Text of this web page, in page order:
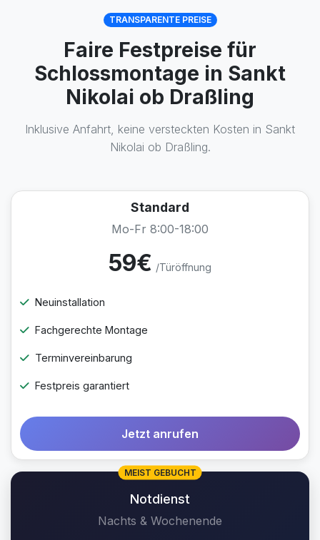
TRANSPARENTE PREISE
Faire Festpreise für
Schlossmontage in Sankt
Nikolai ob Draßling
Inklusive Anfahrt, keine versteckten Kosten in Sankt
Nikolai ob Draßling.
Standard
Mo-Fr 8:00-18:00
59€ /Türöffnung
Neuinstallation
Fachgerechte Montage
Terminvereinbarung
Festpreis garantiert
Jetzt anrufen
MEIST GEBUCHT
Notdienst
Nachts & Wochenende